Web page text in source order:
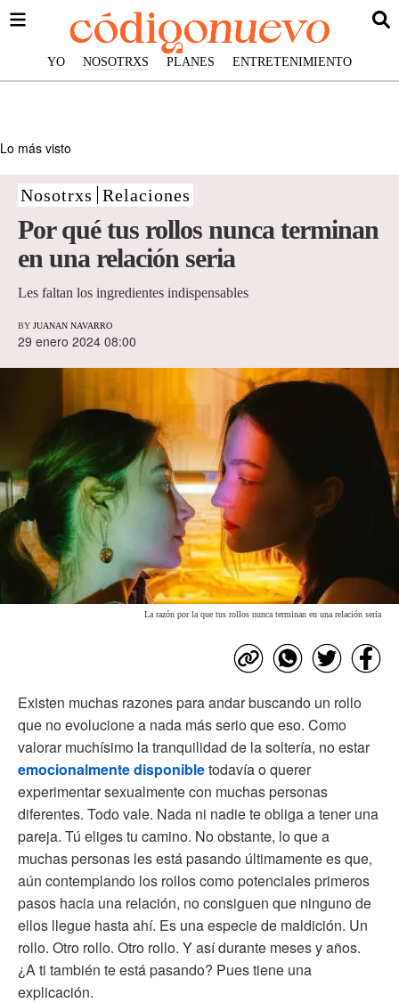
YO NOSOTRXS PLANES ENTRETENIMIENTO
Lo más visto
Nosotrxs Relaciones
Por qué tus rollos nunca terminan
en una relación seria
Les faltan los ingredientes indispensables
BY JUANAN NAVARRO
29 enero 2024 08:00
La razón por la que tus rollos nunca terminan en una relación seria
Existen muchas razones para andar buscando un rollo
que no evolucione a nada más serio que eso. Como
valorar muchísimo la tranquilidad de la soltería, no estar
emocionalmente disponibletodavía o querer
experimentar sexualmente con muchas personas
diferentes. Todo vale. Nada ni nadie te obliga a tener una
pareja. Tú eliges tu camino. No obstante, lo que a
muchas personas les está pasando últimamente es que,
aún contemplando los rollos como potenciales primeros
pasos hacia una relación, no consiguen que ninguno de
ellos llegue hasta ahí. Es una especie de maldición. Un
rollo. Otro rollo. Otro rollo. Y así durante meses y años.
¿A ti también te está pasando? Pues tiene una
explicación.